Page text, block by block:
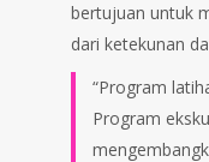
bertujuan untuk
dari ketekunan
“Program
Program